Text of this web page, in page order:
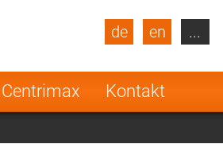
Centrimax Kontakt
de en
Turkey
Netherlands
...